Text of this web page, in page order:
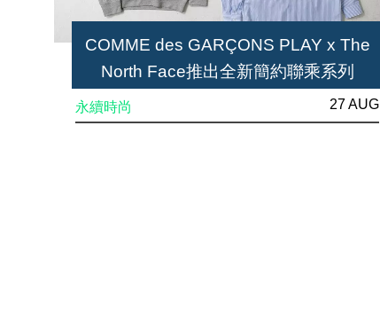
COMME des GARÇONS PLAY x The
North Face推出全新簡約聯乘系列
永續時尚 27 AUG